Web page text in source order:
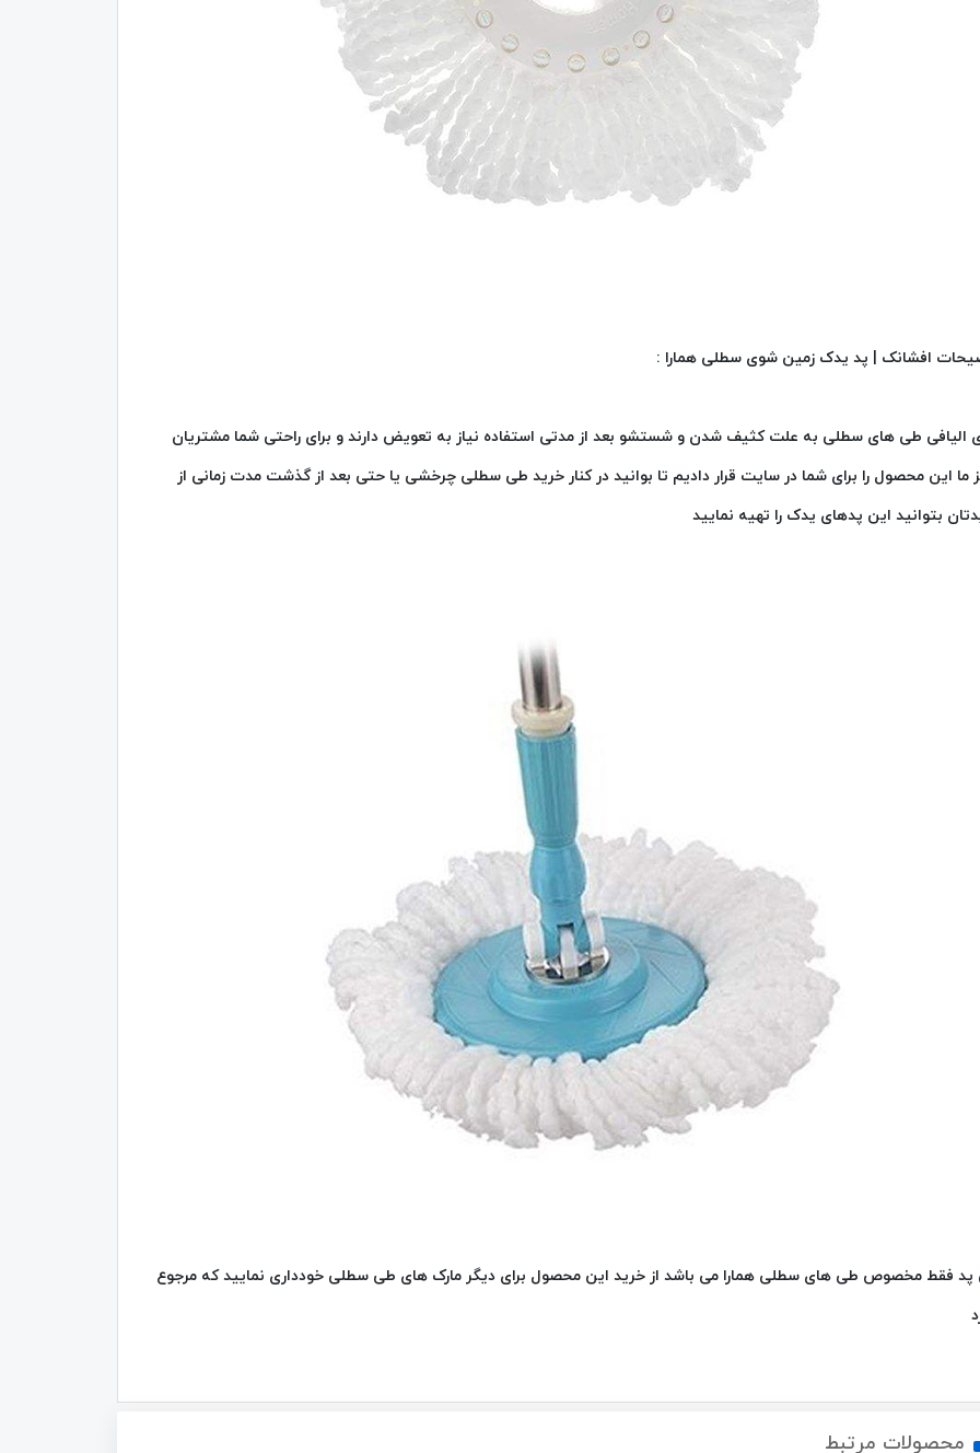
افشانک | پد یدک زمین شوی سطلی همارا :
الیافی طی های سطلی به علت کثیف شدن و شستشو بعد از مدتی استفاده نیاز به تعویض دارند و برای راحتی شما مشتریان
ما این محصول را برای شما در سایت قرار دادیم تا بوانید در کنار خرید طی سطلی چرخشی یا حتی بعد از گذشت مدت زمانی از
بتوانید این پدهای یدک را تهیه نمایید
پد فقط مخصوص طی های سطلی همارا می باشد از خرید این محصول برای دیگر مارک های طی سطلی خودداری نمایید که مرجوع
محصولات مرتبط